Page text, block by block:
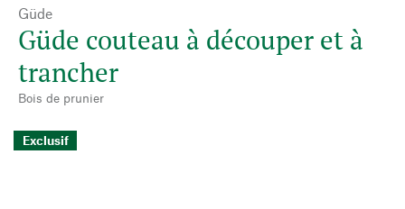
Güde
Güde couteau à découper et à
trancher
Bois de prunier
Exclusif